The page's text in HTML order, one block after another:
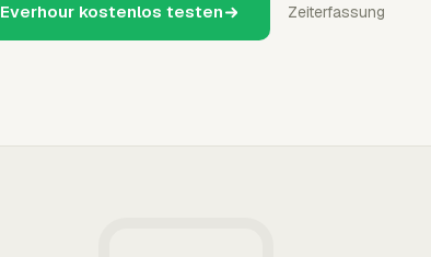
Everhour kostenlos testen Zeiterfassung